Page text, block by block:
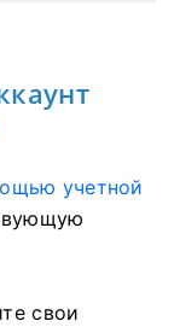
учетной
свои